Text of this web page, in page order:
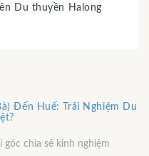
Du thuyền Halong
Đến Huế: Trải Nghiệm Du
chia sẻ kinh nghiệm